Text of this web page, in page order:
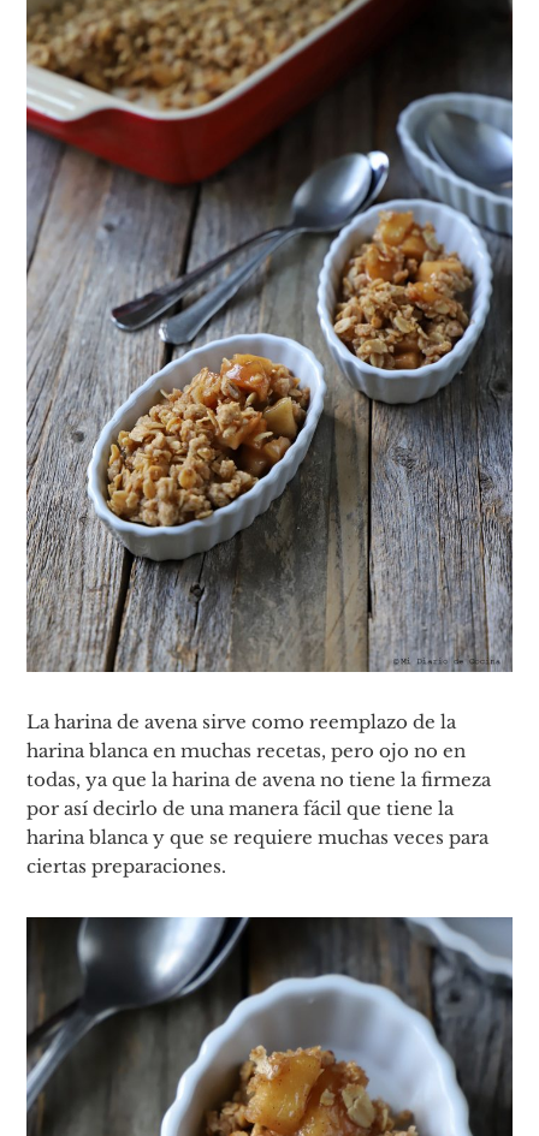
La harina de avena sirve como reemplazo de la
harina blanca en muchas recetas, pero ojo no en
todas, ya que la harina de avena no tiene la firmeza
por así decirlo de una manera fácil que tiene la
harina blanca y que se requiere muchas veces para
ciertas preparaciones.